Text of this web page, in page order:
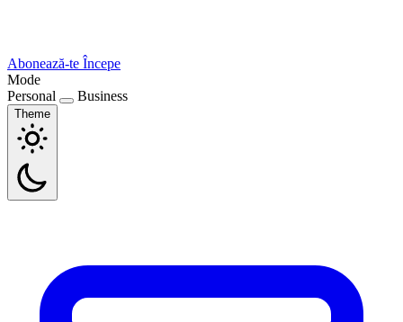
Abonează-te Începe
Mode
Personal
Business
Theme